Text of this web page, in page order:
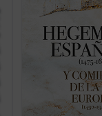
que el poder y la
Europa,
Francia e
sucesivamente
constituyen el
mundial durante
medio....
(ver ficha)